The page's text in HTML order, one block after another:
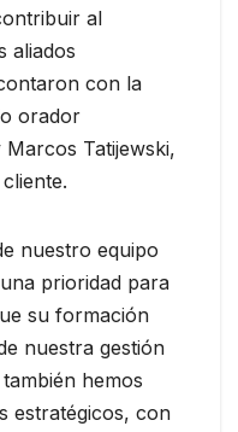
al
aliados
con la
orador
Tatijewski,
nuestro equipo
prioridad para
su formación
nuestra gestión
hemos
estratégicos, con